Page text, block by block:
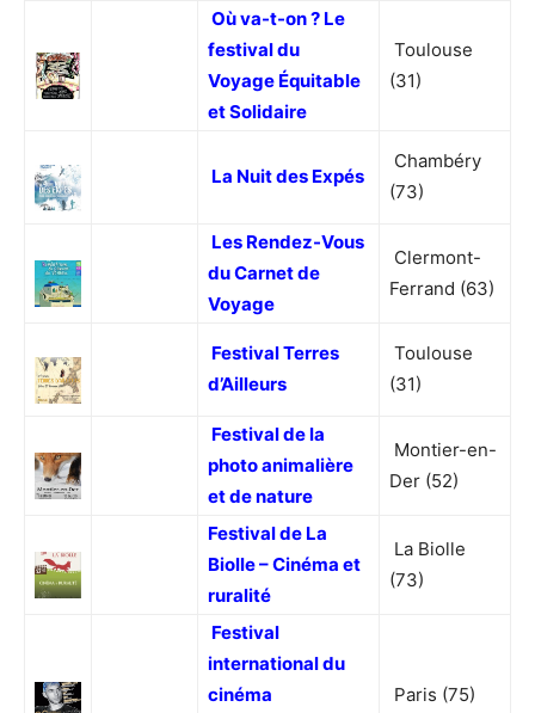
Où va-t-on ? Le
festival du
Voyage Équitable
et Solidaire
Toulouse
(31)
La Nuit des Expés
Chambéry
(73)
Les Rendez-Vous
du Carnet de
Voyage
Clermont-
Ferrand (63)
Festival Terres
d’Ailleurs
Toulouse
(31)
Festival de la
photo animalière
et de nature
Montier-en-
Der (52)
Festival de La
Biolle – Cinéma et
ruralité
La Biolle
(73)
Festival
international du
cinéma
Paris (75)